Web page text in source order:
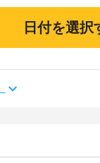
日付を選択